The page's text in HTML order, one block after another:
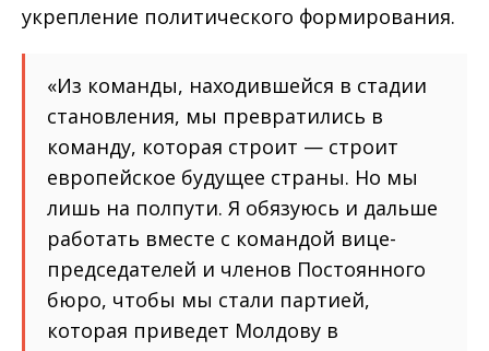
укрепление политического формирования.
«Из команды, находившейся в стадии
становления, мы превратились в
команду, которая строит — строит
европейское будущее страны. Но мы
лишь на полпути. Я обязуюсь и дальше
работать вместе с командой вице-
председателей и членов Постоянного
бюро, чтобы мы стали партией,
которая приведет Молдову в